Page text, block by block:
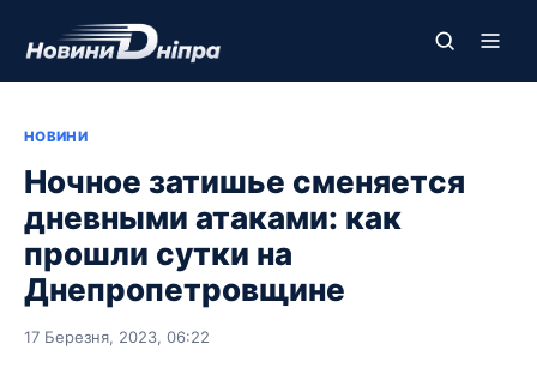
НОВИНИ
Ночное затишье сменяется
дневными атаками: как
прошли сутки на
Днепропетровщине
17 Березня, 2023, 06:22